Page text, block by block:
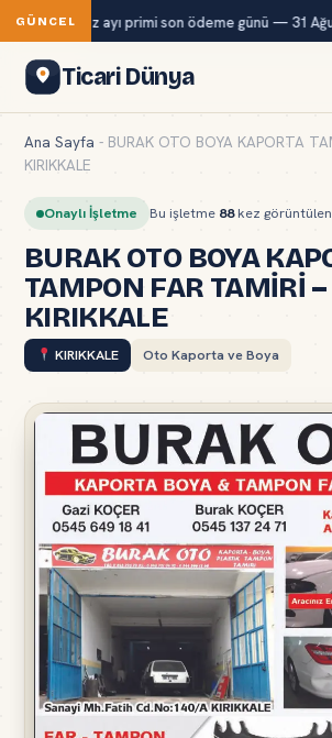
GÜNCEL
Kur temmuz ayı primi son ödeme günü — 31
Ticari Dünya
Ana Sayfa - BURAK OTO BOYA KAPORTA
KIRIKKALE
Onaylı İşletme Bu işletme 88kez
BURAK OTO BOYA
TAMPON FAR TAMİRİ –
KIRIKKALE
KIRIKKALE Oto Kaporta ve Boya